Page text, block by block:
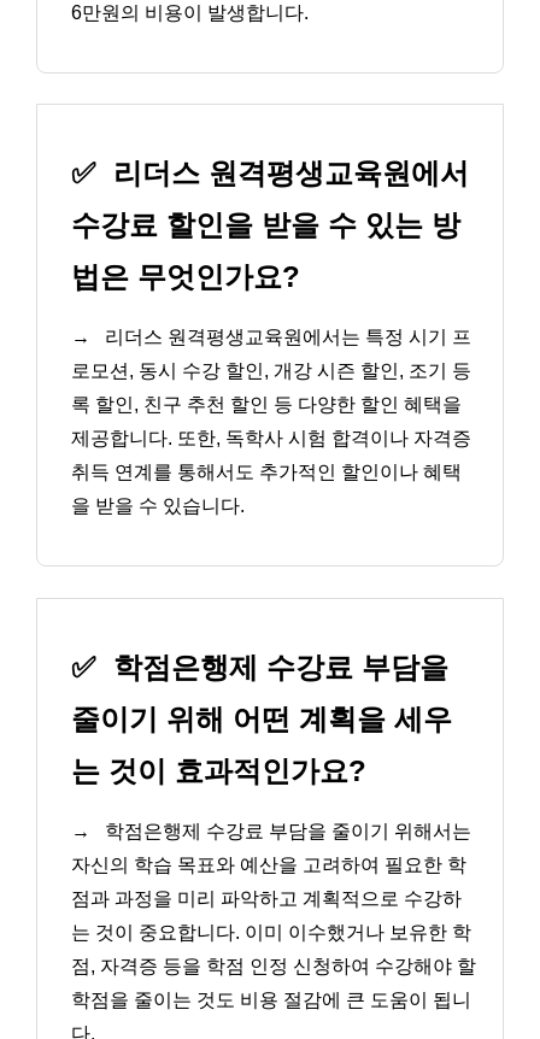
6만원의 비용이 발생합니다.
✅
리더스 원격평생교육원에서
수강료 할인을 받을 수 있는 방
법은 무엇인가요?
→
리더스 원격평생교육원에서는 특정 시기 프
로모션, 동시 수강 할인, 개강 시즌 할인, 조기 등
록 할인, 친구 추천 할인 등 다양한 할인 혜택을
제공합니다. 또한, 독학사 시험 합격이나 자격증
취득 연계를 통해서도 추가적인 할인이나 혜택
을 받을 수 있습니다.
✅ 학점은행제 수강료 부담을
줄이기 위해 어떤 계획을 세우
는 것이 효과적인가요?
→
학점은행제 수강료 부담을 줄이기 위해서는
자신의 학습 목표와 예산을 고려하여 필요한 학
점과 과정을 미리 파악하고 계획적으로 수강하
는 것이 중요합니다. 이미 이수했거나 보유한 학
점, 자격증 등을 학점 인정 신청하여 수강해야 할
학점을 줄이는 것도 비용 절감에 큰 도움이 됩니
다.